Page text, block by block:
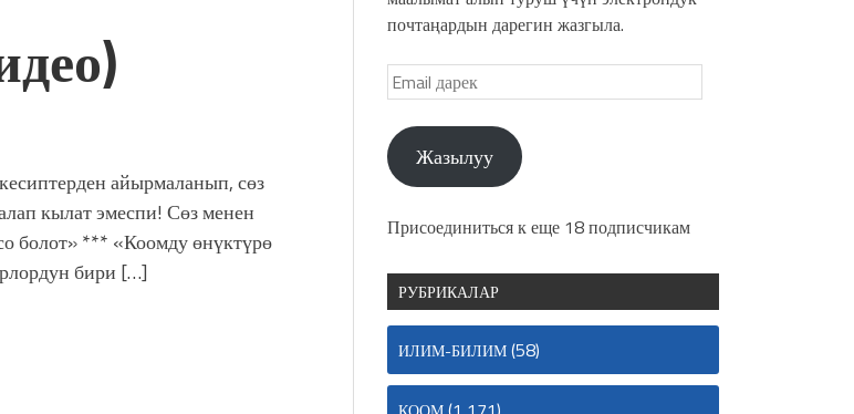
үчүн
айырмаланып, сөз
кылат эмеспи! Сөз менен
болот» *** «Коомду өнүктүрө
бири […]
почтаңардын дарегин жазгыла.
Жазылуу
Присоединиться к еще 18 подписчикам
РУБРИКАЛАР
ИЛИМ-БИЛИМ(58)